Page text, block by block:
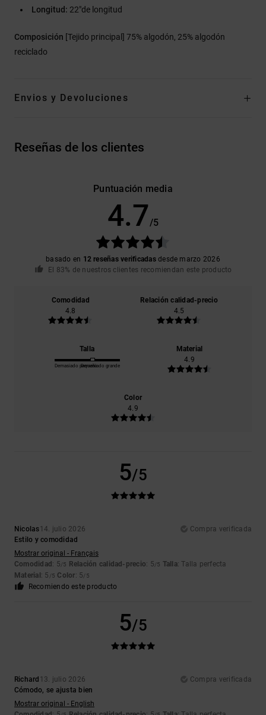
Longitud: 22"de longitud
Composición [Tejido principal] 75% algodón, 25% algodón
reciclado
Envios y Devoluciones
Reseñas de los clientes
Puntuación media
4.7 /5
basado en 12 reseñas verificadasdesde marzo 2026
El 83% de nuestros clientes recomiendan este producto
Comodidad
4.8
Relación calidad-precio
4.5
Talla
Demasiado pequeñoDemasiado grande
Material
4.9
Color
4.9
5/5
Nicolas14. julio 2026
Compra verificada
Estilo y comodidad
Mostrar original - Français
Comodidad : 5/5 Relación calidad-precio: 5/5 Talla: Talla perfecta
Material : 5 /5 Color: 5/5
Recomiendo este producto
5/5
Richard 13. julio 2026
Compra verificada
Cómodo, se ajusta bien
Mostrar original - English